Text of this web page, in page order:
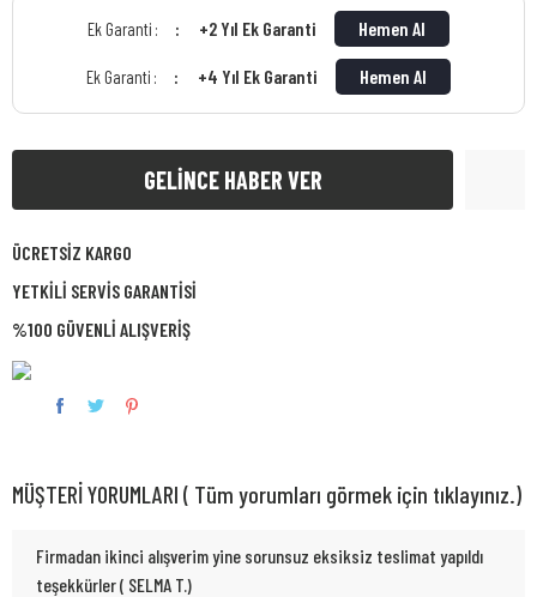
Ek Garanti : +2 Yıl Ek Garanti Hemen Al
Ek Garanti : +4 Yıl Ek Garanti Hemen Al
GELİNCE HABER VER
ÜCRETSİZ KARGO
YETKİLİ SERVİS GARANTİSİ
%100 GÜVENLİ ALIŞVERİŞ
MÜŞTERİ YORUMLARI ( Tüm yorumları görmek için tıklayınız.)
Firmadan ikinci alışverim yine sorunsuz eksiksiz teslimat yapıldı
teşekkürler ( SELMA T.)